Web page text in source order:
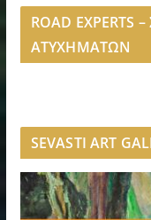
ROAD
ΑΤΥΧΗΜΑΤΩΝ
SEVASTI ART